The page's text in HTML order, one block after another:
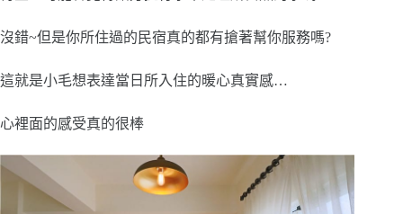
沒錯~但是你所住過的民宿真的都有搶著幫你服務嗎?
這就是小毛想表達當日所入住的暖心真實感…
心裡面的感受真的很棒